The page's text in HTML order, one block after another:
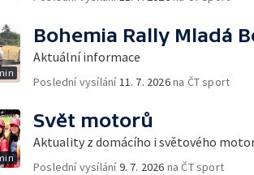
Bohemia Rally Mladá
Aktuální informace
Poslední vysílání 11. 7. 2026na ČT sport
Svět motorů
Aktuality z domácího i světového
Poslední vysílání9. 7. 2026 na ČT sport